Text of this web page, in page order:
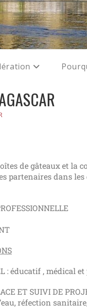
de gâteaux et la
partenaires dans les
: éducatif , médical
ET SUIVI DE
réfection